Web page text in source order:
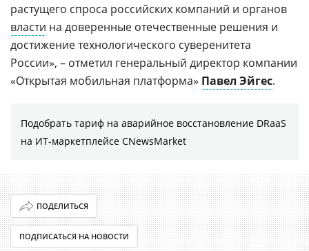
растущего спроса российских компаний и органов
власти на доверенные отечественные решения и
достижение технологического суверенитета
России», – отметил генеральный директор компании
«Открытая мобильная платформа» Павел Эйгес.
Подобрать тариф на аварийное восстановление DRaaS
на ИТ-маркетплейсе CNewsMarket
ПОДЕЛИТЬСЯ
ПОДПИСАТЬСЯ НА НОВОСТИ